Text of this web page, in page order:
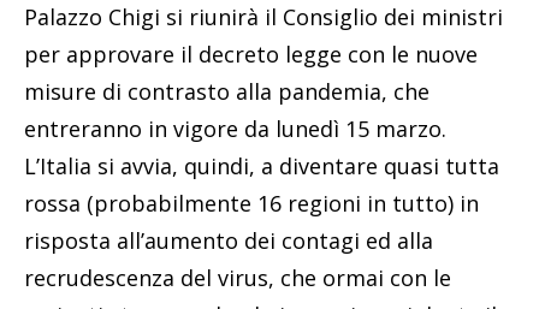
Palazzo Chigi si riunirà il Consiglio dei ministri
per approvare il decreto legge con le nuove
misure di contrasto alla pandemia, che
entreranno in vigore da lunedì 15 marzo.
L’Italia si avvia, quindi, a diventare quasi tutta
rossa (probabilmente 16 regioni in tutto) in
risposta all’aumento dei contagi ed alla
recrudescenza del virus, che ormai con le